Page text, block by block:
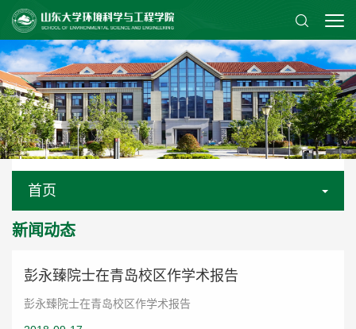
首页
新闻动态
彭永臻院士在青岛校区作学术报告
彭永臻院士在青岛校区作学术报告